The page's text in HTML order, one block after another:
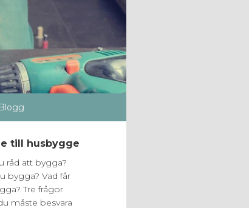
Blogg
till husbygge
råd att bygga?
bygga? Vad får
Tre frågor
måste besvara